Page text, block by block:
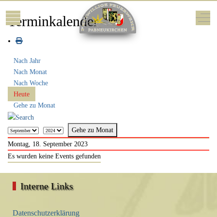
Mobile Menu Toggle Off-
Terminkalender
Nach Jahr
Nach Monat
Nach Woche
Heute
Gehe zu Monat
Gehe zu Monat
Montag, 18. September 2023
Es wurden keine Events gefunden
Interne Links
Datenschutzerklärung